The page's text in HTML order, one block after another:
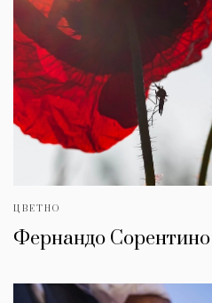
ЦВЕТНО
Фернандо